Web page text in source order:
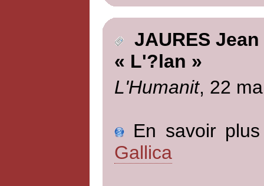
JAURES Jean
« L'?lan »
L'Humanit, 22
En savoir
Gallica